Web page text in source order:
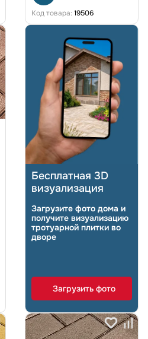
Код товара: 19506
Бесплатная 3D
визуализация
Загрузите фото дома и
получите визуализацию
тротуарной плитки во
дворе
Загрузить фото